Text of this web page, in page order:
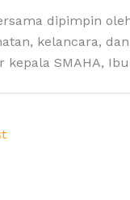
dipimpin
kelancara,
kepala SMAHA,